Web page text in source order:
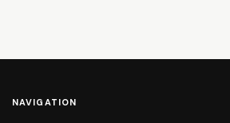
NAVIGATION